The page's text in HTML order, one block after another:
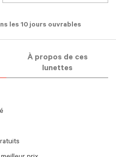
les 10 jours ouvrables
À propos de ces
lunettes